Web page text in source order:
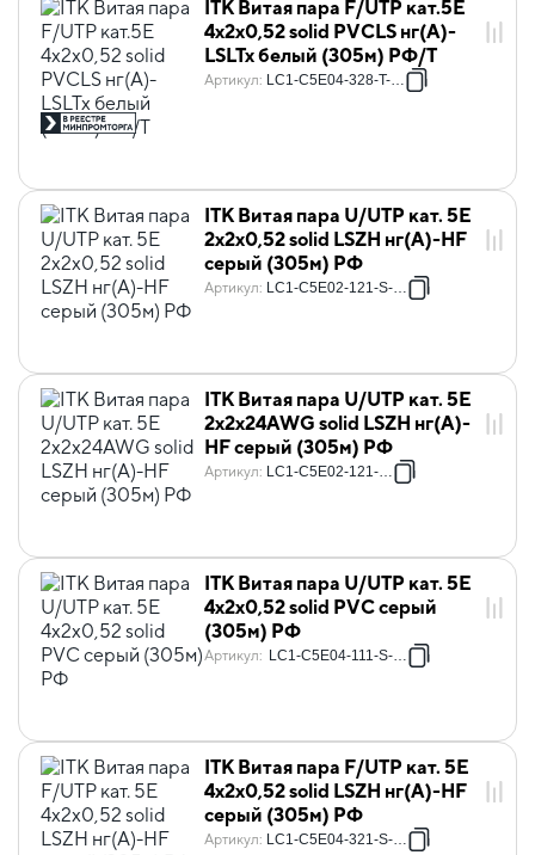
ITK Витая пара F/UTP кат.5E
4х2х0,52 solid PVCLS нг(А)-
LSLTx белый (305м) РФ/Т
Артикул: LC1-C5E04-328-T-P-R
ITK Витая пара U/UTP кат. 5E
2х2х0,52 solid LSZH нг(А)-HF
серый (305м) РФ
Артикул: LC1-C5E02-121-S-P-R
ITK Витая пара U/UTP кат. 5E
2х2х24AWG solid LSZH нг(А)-
HF серый (305м) РФ
Артикул: LC1-C5E02-121-S-R
ITK Витая пара U/UTP кат. 5E
4х2х0,52 solid PVC серый
(305м) РФ
Артикул: LC1-C5E04-111-S-P-R
ITK Витая пара F/UTP кат. 5E
4х2х0,52 solid LSZH нг(А)-HF
серый (305м) РФ
Артикул: LC1-C5E04-321-S-P-R